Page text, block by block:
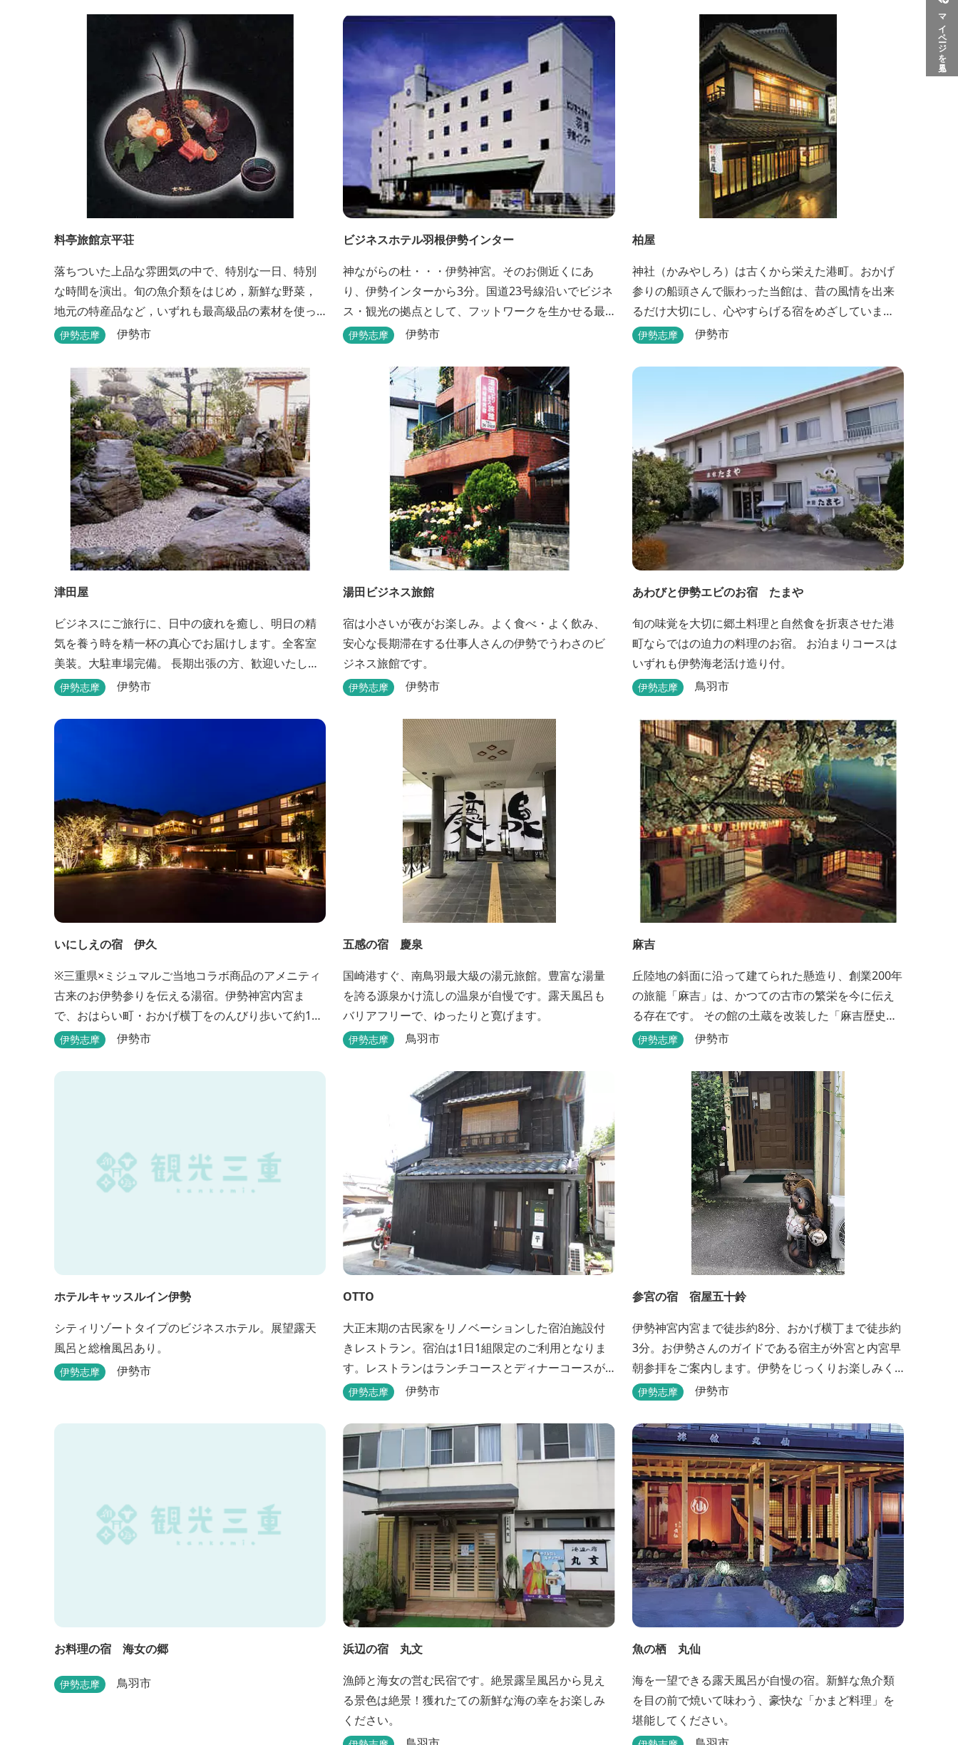
マイページを見る
ふれる温泉宿です。
上げる名物「五右衛門蒸し」、鯛や伊勢海老の舟盛
りに海鮮鍋も。
料亭旅館京平荘
落ちついた上品な雰囲気の中で、特別な一日、特別
な時間を演出。旬の魚介類をはじめ，新鮮な野菜，
地元の特産品など，いずれも最高級品の素材を使っ
た懐石料理が一品出しで味わえます。昼食・夕食・
伊勢志摩 伊勢市
ビジネスホテル羽根伊勢インター
神ながらの杜・・・伊勢神宮。そのお側近くにあ
り、伊勢インターから3分。国道23号線沿いでビジネ
ス・観光の拠点として、フットワークを生かせる最
適なホテルです。
伊勢志摩 伊勢市
柏屋
神社（かみやしろ）は古くから栄えた港町。おかげ
参りの船頭さんで賑わった当館は、昔の風情を出来
るだけ大切にし、心やすらげる宿をめざしていま
す。また、伊勢志摩の美味しい海の幸、山の幸を低
伊勢志摩 伊勢市
津田屋
ビジネスにご旅行に、日中の疲れを癒し、明日の精
気を養う時を精一杯の真心でお届けします。全客室
美装。大駐車場完備。 長期出張の方、歓迎いたしま
す。浴室は24時間ご利用頂けます。
伊勢志摩 伊勢市
湯田ビジネス旅館
宿は小さいが夜がお楽しみ。よく食べ・よく飲み、
安心な長期滞在する仕事人さんの伊勢でうわさのビ
ジネス旅館です。
伊勢志摩 伊勢市
あわびと伊勢エビのお宿 たまや
旬の味覚を大切に郷土料理と自然食を折衷させた港
町ならではの迫力の料理のお宿。 お泊まりコースは
いずれも伊勢海老活け造り付。
伊勢志摩 鳥羽市
いにしえの宿 伊久
※三重県×ミジュマルご当地コラボ商品のアメニティ
古来のお伊勢参りを伝える湯宿。伊勢神宮内宮ま
で、おはらい町・おかげ横丁をのんびり歩いて約15
分。 部屋・風呂の前に広がる豊かな森は、そのまま
っている・・そんな気持ちになる宿です。 館内には2
伊勢志摩 伊勢市
五感の宿 慶泉
国崎港すぐ、南鳥羽最大級の湯元旅館。豊富な湯量
を誇る源泉かけ流しの温泉が自慢です。露天風呂も
バリアフリーで、ゆったりと寛げます。
伊勢志摩 鳥羽市
麻吉
丘陸地の斜面に沿って建てられた懸造り、創業200年
の旅籠「麻吉」は、かつての古市の繁栄を今に伝え
る存在です。 その館の土蔵を改装した「麻吉歴史
館」には、往時を物語る品々が蔵出しされ、お伊勢
伊勢志摩 伊勢市
ホテルキャッスルイン伊勢
シティリゾートタイプのビジネスホテル。展望露天
風呂と総檜風呂あり。
伊勢志摩 伊勢市
OTTO
大正末期の古民家をリノベーションした宿泊施設付
きレストラン。宿泊は1日1組限定のご利用となりま
す。レストランはランチコースとディナーコースが
あります。
伊勢志摩 伊勢市
参宮の宿 宿屋五十鈴
伊勢神宮内宮まで徒歩約8分、おかげ横丁まで徒歩約
3分。お伊勢さんのガイドである宿主が外宮と内宮早
朝参拝をご案内します。伊勢をじっくりお楽しみく
ださい。
伊勢志摩 伊勢市
お料理の宿 海女の郷
伊勢志摩 鳥羽市
浜辺の宿 丸文
漁師と海女の営む民宿です。絶景露呈風呂から見え
る景色は絶景！獲れたての新鮮な海の幸をお楽しみ
ください。
魚の栖 丸仙
海を一望できる露天風呂が自慢の宿。新鮮な魚介類
を目の前で焼いて味わう、豪快な「かまど料理」を
堪能してください。